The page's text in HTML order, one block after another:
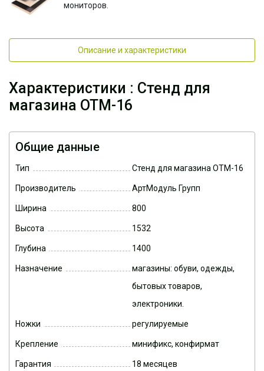
мониторов.
Описание и характеристики
Характеристики : Стенд для
магазина ОТМ-16
Общие данные
Тип Стенд для магазина ОТМ-16
Производитель АртМодуль Групп
Ширина 800
Высота 1532
Глубина 1400
Назначение
магазины: обуви, одежды,
бытовых товаров,
электроники.
Ножки регулируемые
Крепление минификс, конфирмат
Гарантия 18 месяцев